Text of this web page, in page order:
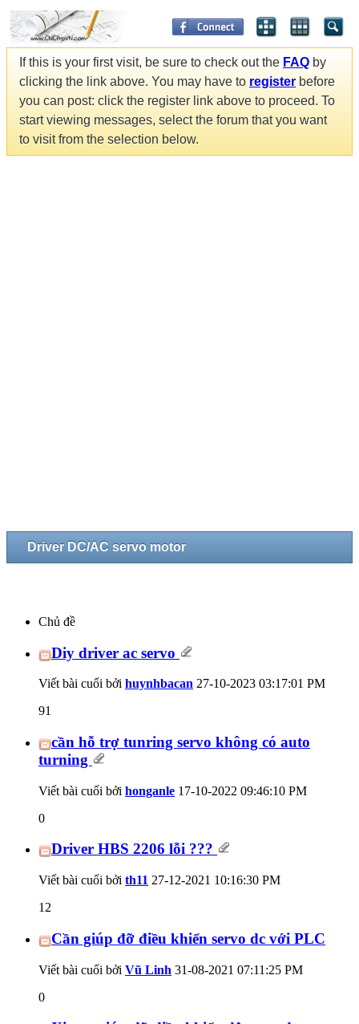
If this is your first visit, be sure to check out the FAQ by
clicking the link above. You may have to register before
you can post: click the register link above to proceed. To
start viewing messages, select the forum that you want
to visit from the selection below.
Driver DC/AC servo motor
Chủ đề
Diy driver ac servo
Viết bài cuối bởi huynhbacan 27-10-2023 03:17:01 PM
91
cần hỗ trợ tunring servo không có auto
turning
Viết bài cuối bởi honganle 17-10-2022 09:46:10 PM
0
Driver HBS 2206 lỗi ???
Viết bài cuối bởi th11 27-12-2021 10:16:30 PM
12
Cần giúp đỡ điều khiển servo dc với PLC
Viết bài cuối bởi Vũ Linh 31-08-2021 07:11:25 PM
0